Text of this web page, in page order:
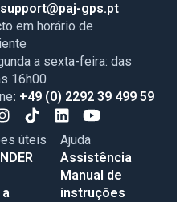
gps.pt
em horário de
a sexta-feira: das
16h00
: +49 (0) 2292 39 499 59
úteis
Ajuda
Assistência
Manual de
instruções